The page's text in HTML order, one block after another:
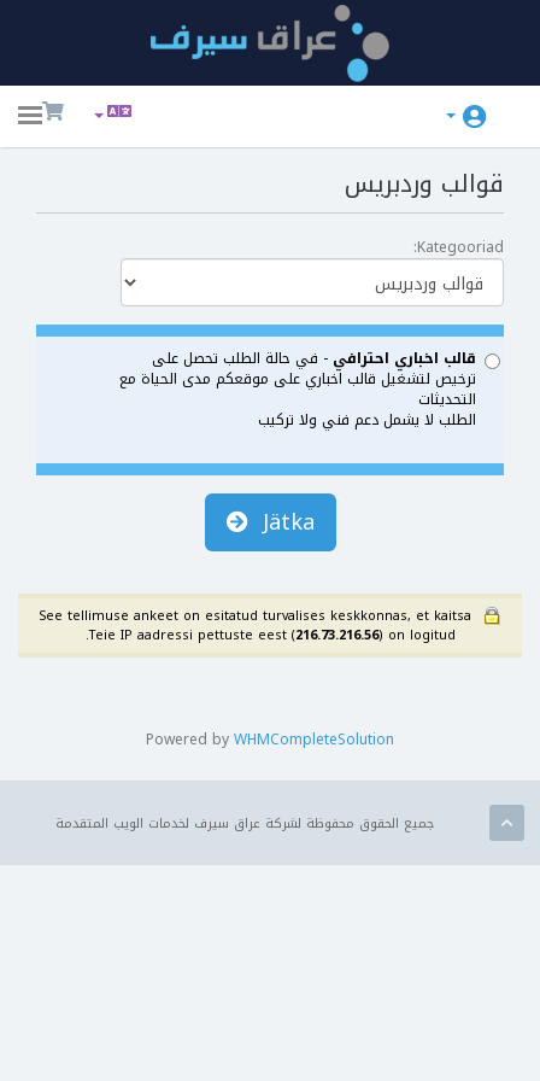
قوالب وردبريس
Kategooriad:
قالب اخباري احترافي - في حالة الطلب تحصل على
ترخيص لتشغيل قالب اخباري على موقعكم مدى الحياة مع
التحديثات
الطلب لا يشمل دعم فني ولا تركيب
Jätka
See tellimuse ankeet on esitatud turvalises keskkonnas, et kaitsa
Teie IP aadressi pettuste eest (216.73.216.56) on logitud.
Powered byWHMCompleteSolution
جميع الحقوق محفوظة لشركة عراق سيرف لخدمات الويب المتقدمة